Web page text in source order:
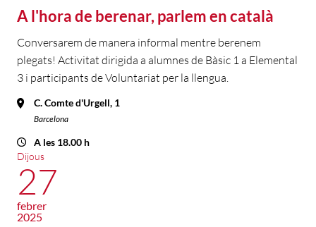
A l'hora de berenar, parlem en català
Conversarem de manera informal mentre berenem
plegats! Activitat dirigida a alumnes de Bàsic 1 a Elemental
3 i participants de Voluntariat per la llengua.
C. Comte d'Urgell, 1
Barcelona
A les 18.00 h
Dijous
27
febrer
2025